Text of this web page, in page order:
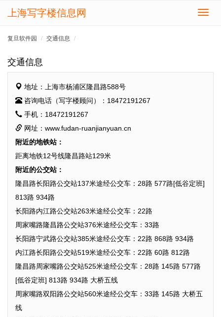
切
上海写字楼信息网
复旦软件园 交通信息
交通信息
地址：上海市杨浦区隆昌路588号
咨询电话（写字楼顾问）：18472191267
手机：18472191267
网址：www.fudan-ruanjianyuan.cn
附近的地铁站：
距离地铁12号线隆昌路站129米
附近的公交站：
隆昌路长阳路公交站137米途经公交车：28路 577路[低谷定班]
813路 934路
长阳路内江路公交站263米途经公交车：22路
周家嘴路隆昌路公交站376米途经公交车：33路
长阳路宁武路公交站385米途经公交车：22路 868路 934路
内江路长阳路公交站519米途经公交车：22路 60路 812路
隆昌路周家嘴路公交站525米途经公交车：28路 145路 577路
[低谷定班] 813路 934路 大桥五线
周家嘴路双阳路公交站560米途经公交车：33路 145路 大桥五
线